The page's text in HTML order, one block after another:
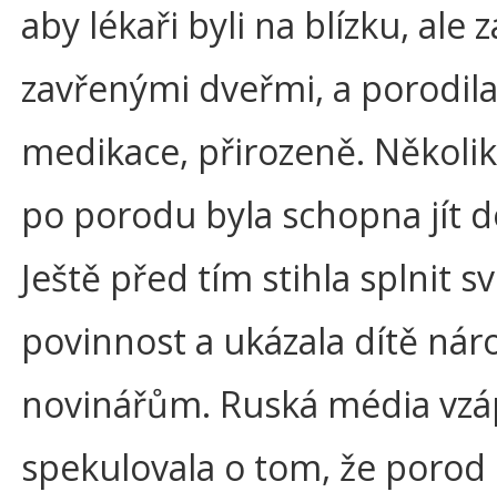
aby lékaři byli na blízku, ale
zavřenými dveřmi, a
medikace, přirozeně.
po porodu byla schopna jít
Ještě před tím stihla splnit
povinnost a ukázala dítě
novinářům. Ruská média
spekulovala o tom, že